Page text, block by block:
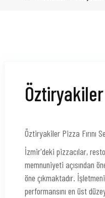
Öztiryakiler
Öztiryakiler Pizza Fırını
İzmir'deki pizzacılar,
memnuniyeti açısından
öne çıkmaktadır.
performansını en üst